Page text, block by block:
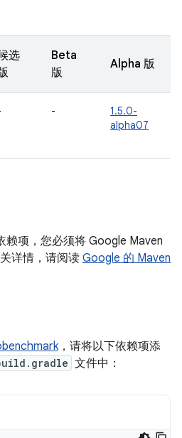
选
Beta
版
Alpha 版
-
1.5.0-
alpha07
赖项，您必须将 Google Maven
详情，请阅读 Google 的 Maven
，请将以下依赖项添
文件中：